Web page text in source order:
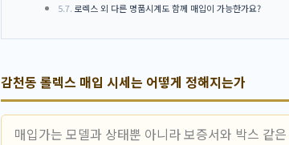
로렉스 외 다른 명품시계도 함께 매입이 가능한가요?
감천동 롤렉스 매입 시세는 어떻게 정해지는가
매입가는 모델과 상태뿐 아니라 보증서와 박스 같